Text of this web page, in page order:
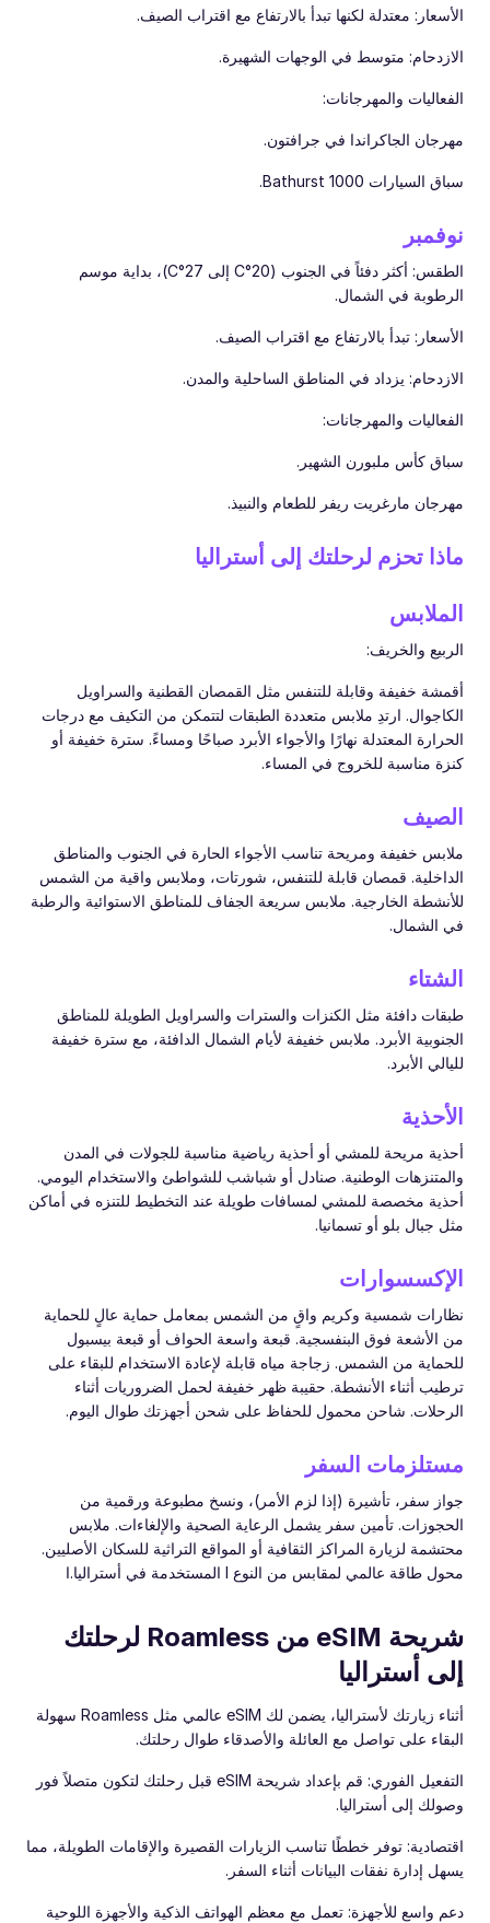
الأسعار: معتدلة لكنها تبدأ بالارتفاع مع اقتراب الصيف.
الازدحام: متوسط في الوجهات الشهيرة.
الفعاليات والمهرجانات:
مهرجان الجاكراندا في جرافتون.
سباق السيارات Bathurst 1000.
نوفمبر
الطقس: أكثر دفئاً في الجنوب (20°C إلى 27°C)، بداية موسم
الرطوبة في الشمال.
الأسعار: تبدأ بالارتفاع مع اقتراب الصيف.
الازدحام: يزداد في المناطق الساحلية والمدن.
الفعاليات والمهرجانات:
سباق كأس ملبورن الشهير.
مهرجان مارغريت ريفر للطعام والنبيذ.
ماذا تحزم لرحلتك إلى أستراليا
الملابس
الربيع والخريف:
أقمشة خفيفة وقابلة للتنفس مثل القمصان القطنية والسراويل
الكاجوال. ارتدِ ملابس متعددة الطبقات لتتمكن من التكيف مع درجات
الحرارة المعتدلة نهارًا والأجواء الأبرد صباحًا ومساءً. سترة خفيفة أو
كنزة مناسبة للخروج في المساء.
الصيف
ملابس خفيفة ومريحة تناسب الأجواء الحارة في الجنوب والمناطق
الداخلية. قمصان قابلة للتنفس، شورتات، وملابس واقية من الشمس
للأنشطة الخارجية. ملابس سريعة الجفاف للمناطق الاستوائية والرطبة
في الشمال.
الشتاء
طبقات دافئة مثل الكنزات والسترات والسراويل الطويلة للمناطق
الجنوبية الأبرد. ملابس خفيفة لأيام الشمال الدافئة، مع سترة خفيفة
لليالي الأبرد.
الأحذية
أحذية مريحة للمشي أو أحذية رياضية مناسبة للجولات في المدن
والمتنزهات الوطنية. صنادل أو شباشب للشواطئ والاستخدام اليومي.
أحذية مخصصة للمشي لمسافات طويلة عند التخطيط للتنزه في أماكن
مثل جبال بلو أو تسمانيا.
الإكسسوارات
نظارات شمسية وكريم واقٍ من الشمس بمعامل حماية عالٍ للحماية
من الأشعة فوق البنفسجية. قبعة واسعة الحواف أو قبعة بيسبول
للحماية من الشمس. زجاجة مياه قابلة لإعادة الاستخدام للبقاء على
ترطيب أثناء الأنشطة. حقيبة ظهر خفيفة لحمل الضروريات أثناء
الرحلات. شاحن محمول للحفاظ على شحن أجهزتك طوال اليوم.
مستلزمات السفر
جواز سفر، تأشيرة (إذا لزم الأمر)، ونسخ مطبوعة ورقمية من
الحجوزات. تأمين سفر يشمل الرعاية الصحية والإلغاءات. ملابس
محتشمة لزيارة المراكز الثقافية أو المواقع التراثية للسكان الأصليين.
محول طاقة عالمي لمقابس من النوع I المستخدمة في أستراليا.ا
شريحة eSIM من Roamless لرحلتك
إلى أستراليا
أثناء زيارتك لأستراليا، يضمن لك eSIM عالمي مثل Roamless سهولة
البقاء على تواصل مع العائلة والأصدقاء طوال رحلتك.
التفعيل الفوري: قم بإعداد شريحة eSIM قبل رحلتك لتكون متصلاً فور
وصولك إلى أستراليا.
اقتصادية: توفر خططًا تناسب الزيارات القصيرة والإقامات الطويلة، مما
يسهل إدارة نفقات البيانات أثناء السفر.
دعم واسع للأجهزة: تعمل مع معظم الهواتف الذكية والأجهزة اللوحية